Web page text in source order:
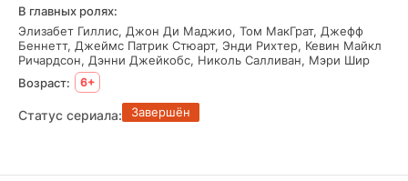
В главных ролях:
Элизабет Гиллис, Джон Ди Маджио, Том МакГрат, Джефф
Беннетт, Джеймс Патрик Стюарт, Энди Рихтер, Кевин Майкл
Ричардсон, Дэнни Джейкобс, Николь Салливан, Мэри Шир
Возраст:
6+
Статус сериала: Завершён